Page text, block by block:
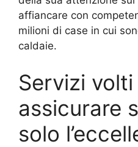
affiancare con
milioni di case in cui
caldaie.
Servizi volti
assicurare
solo